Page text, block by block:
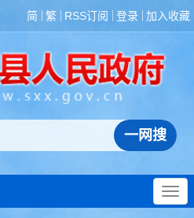
简 繁 RSS订阅 登录 加入收藏